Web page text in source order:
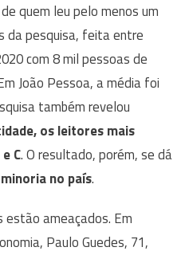
quem leu pelo menos um
da pesquisa, feita entre
com 8 mil pessoas de
João Pessoa, a média foi
também revelou
os leitores mais
C. O resultado, porém, se dá
no país.
estão ameaçados. Em
Paulo Guedes, 71,